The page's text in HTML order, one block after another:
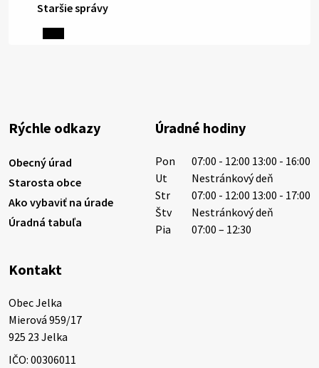
3. augusta 2026 08:45
84 rokov nás opustil Ján Letusek. Pohreb zosnulého
bude dňa 4.08.2026 v utorok 10.00…
31. júla 2026 10:10
Smútočný oznam: 31.07.2026
oznamujeme, že vo veku 48 rokov nás opustil
Norbert Rajcsányi, Annus. Pohreb zosnulého bude
dňa 5.08.2026 v stredu 10.15 hodine v rímskoka…
31. júla 2026 10:07
Staršie správy
Rýchle odkazy
Obecný úrad
Starosta obce
Ako vybaviť na úrade
Úradná tabuľa
Úradné hodiny
Pon
07:00 - 12:00 13:00 - 16:00
Ut
Nestránkový deň
Str
07:00 - 12:00 13:00 - 17:00
Štv
Nestránkový deň
Pia
07:00 – 12:30
Kontakt
Obec Jelka
Mierová 959/17
925 23 Jelka
IČO: 00306011